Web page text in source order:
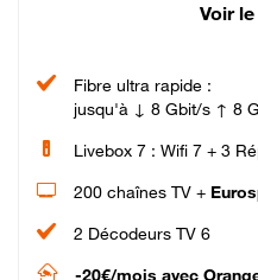
Voir
Fibre ultra rapide :
jusqu'à ↓ 8 Gbit/s ↑ 8
Livebox 7 : Wifi 7 + 3
200 chaînes TV +
2 Décodeurs TV 6
-20€/mois avec